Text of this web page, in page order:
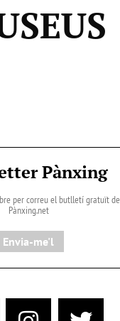
Pànxing
per correu el butlletí gratuït de
Pànxing.net​
Envia-me'l